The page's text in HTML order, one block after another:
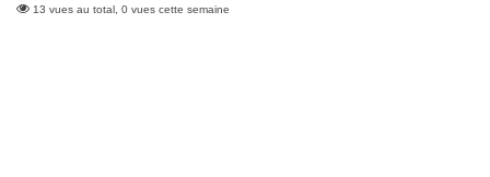
13 vues au total, 0 vues cette semaine